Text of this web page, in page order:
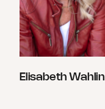
Elisabeth Wahlin